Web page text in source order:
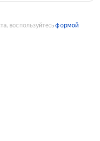
воспользуйтесьформой